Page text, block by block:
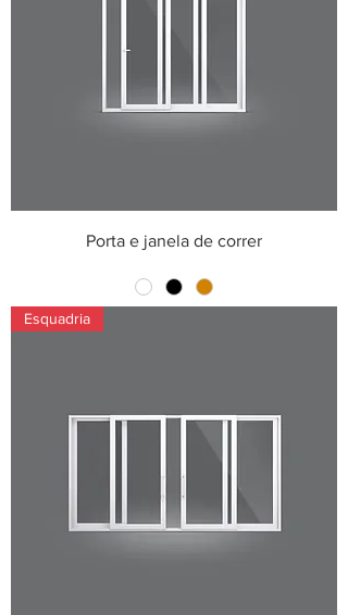
Porta e janela de correr
Esquadria